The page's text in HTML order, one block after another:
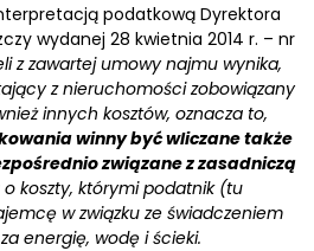
podatkową Dyrektora
wydanej 28 kwietnia 2014 r. – nr
z zawartej umowy najmu wynika,
z nieruchomości zobowiązany
innych kosztów, oznacza to,
winny być wliczane także
związane z zasadniczą
koszty, którymi podatnik (tu
w związku ze świadczeniem
energię, wodę i ścieki.